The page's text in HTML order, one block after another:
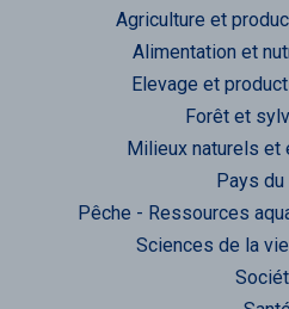
Agriculture et
Alimentation et
Elevage et
Forêt et
Milieux naturels et
Pays du
Pêche - Ressources
Sciences de la